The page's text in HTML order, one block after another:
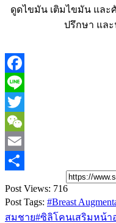
ดูดไขมัน เติมไขมัน และ
ปรึกษา แล
Post Views: 716
Post Tags: #Breast
สมชาย#ซิลิโคนเสริมหน้า